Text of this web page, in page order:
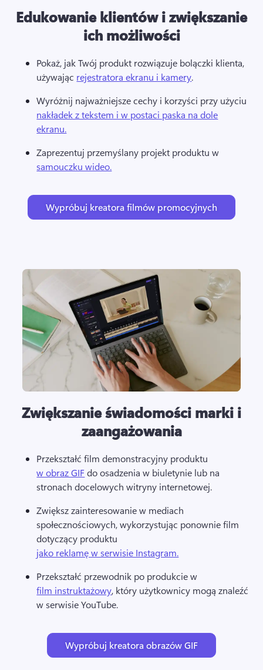
Edukowanie klientów i zwiększanie
ich możliwości
Pokaż, jak Twój produkt rozwiązuje bolączki klienta,
używając rejestratora ekranu i kamery.
Wyróżnij najważniejsze cechy i korzyści przy użyciu
nakładek z tekstem i w postaci paska na dole
ekranu.
Zaprezentuj przemyślany projekt produktu w
samouczku wideo.
Wypróbuj kreatora filmów promocyjnych
Zwiększanie świadomości marki i
zaangażowania
Przekształć film demonstracyjny produktu
w obraz GIF do osadzenia w biuletynie lub na
stronach docelowych witryny internetowej.
Zwiększ zainteresowanie w mediach
społecznościowych, wykorzystując ponownie film
dotyczący produktu
jako reklamę w serwisie Instagram.
Przekształć przewodnik po produkcie w
film instruktażowy, który użytkownicy mogą znaleźć
w serwisie YouTube.
Wypróbuj kreatora obrazów GIF